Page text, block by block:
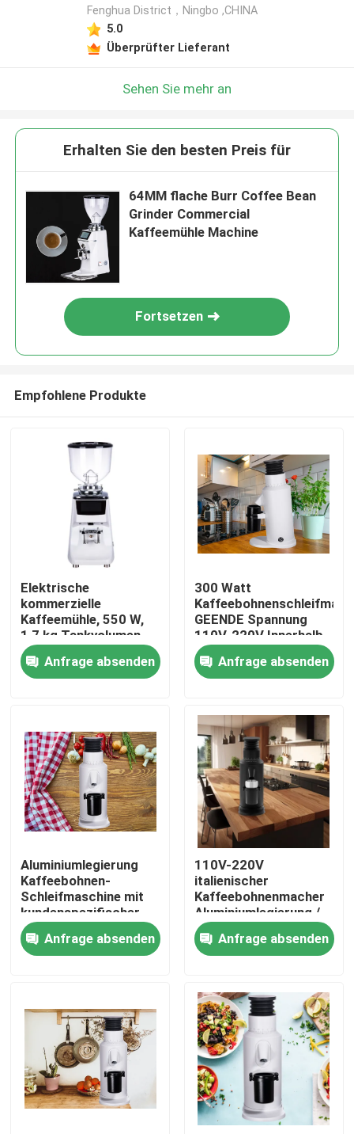
Haus
VR Show
Über uns
Fabrik-Ausflug
Qualitätskontrolle
Kaffeebohneschleifer
Fenghua District，Ningbo ,CHINA
5.0
Überprüfter Lieferant
Sehen Sie mehr an
Erhalten Sie den besten Preis für
64MM flache Burr Coffee Bean
Grinder Commercial
Kaffeemühle Machine
Fortsetzen
Empfohlene Produkte
Elektrische
kommerzielle
Kaffeemühle, 550 W,
1,7 kg Tankvolumen,
Online-Herstellung
Anfrage absenden
300 Watt
GEENDE Spannung
110V-220V Innerhalb
von L13*W21*H32CM
Anfrage absenden
Aluminiumlegierung
Kaffeebohnen-
Schleifmaschine mit
kundenspezifischer
Bandbreite von 110V-
220V 120g
Anfrage absenden
110V-220V
italienischer
Kaffeebohnenmacher
Aluminiumlegierung /
Zinklegierung
Anfrage absenden